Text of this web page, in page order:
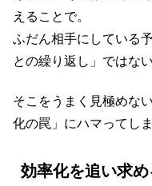
えることで。
ふだん相手にしている
との繰り返し」ではない
そこをうまく見極めな
化の罠」にハマってしま
効率化を追い求